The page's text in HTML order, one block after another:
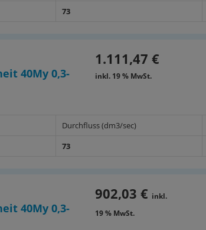
73
40My 0,3-
1.111,47 €
inkl. 19 % MwSt.
Durchfluss (dm3/sec)
73
40My 0,3-
902,03 € inkl.
19 % MwSt.